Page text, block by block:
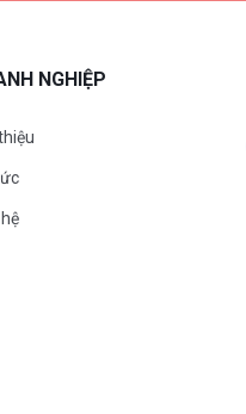
NGHIỆP